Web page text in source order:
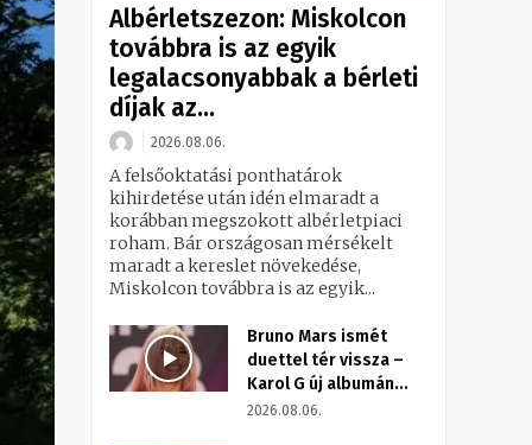
Albérletszezon: Miskolcon
továbbra is az egyik
legalacsonyabbak a bérleti
díjak az...
2026.08.06.
A felsőoktatási ponthatárok
kihirdetése után idén elmaradt a
korábban megszokott albérletpiaci
roham. Bár országosan mérsékelt
maradt a kereslet növekedése,
Miskolcon továbbra is az egyik...
Bruno Mars ismét
duettel tér vissza –
Karol G új albumán...
2026.08.06.